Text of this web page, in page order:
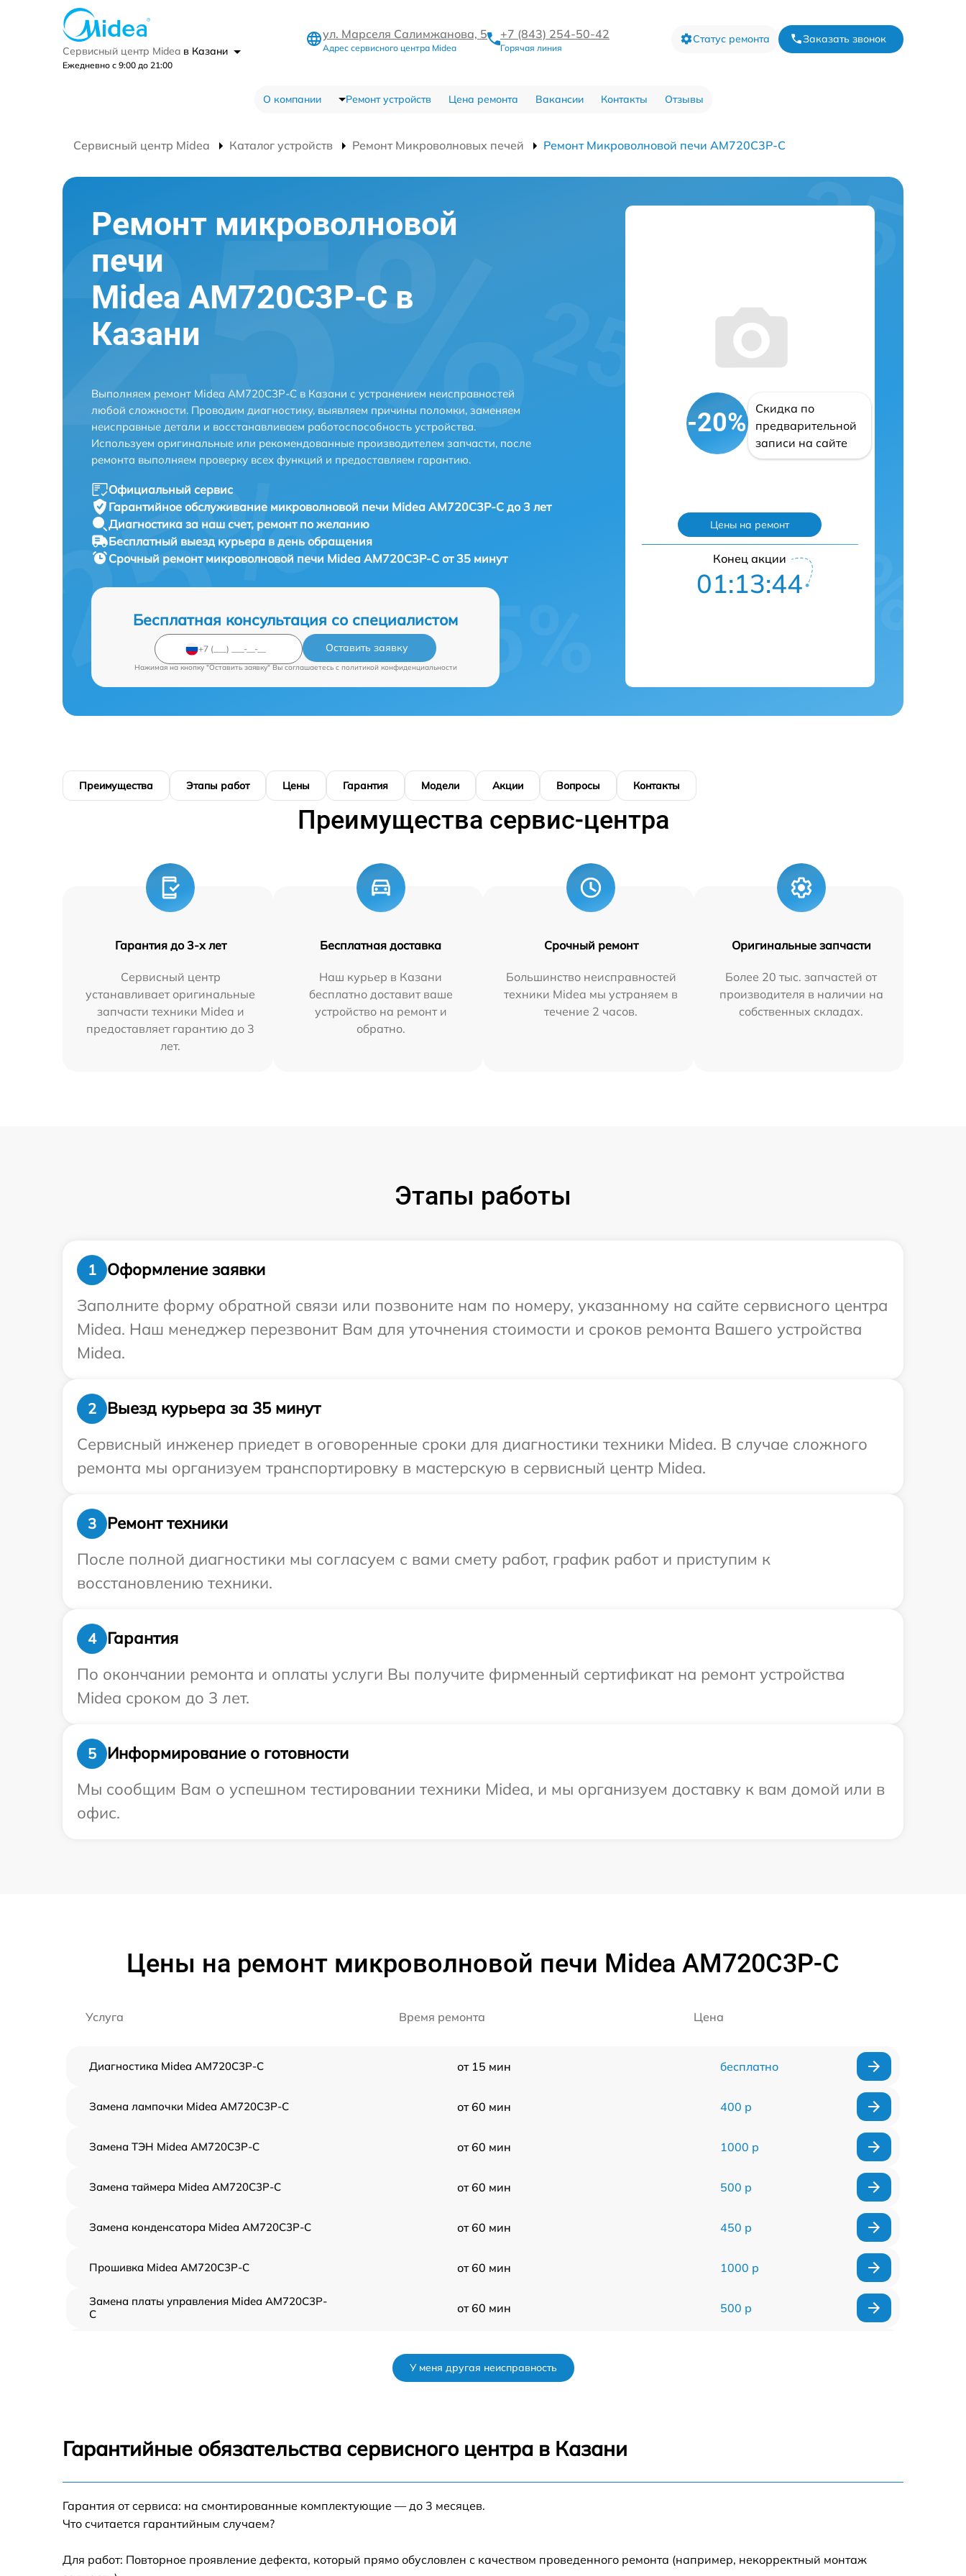
Сервисный центр Midea в Казани
Ежедневно с 9:00 до 21:00
ул. Марселя Салимжанова, 5
Адрес сервисного центра Midea
+7 (843) 254-50-42
Горячая линия
Статус ремонта Заказать звонок
О компании Ремонт устройств Цена ремонта Вакансии Контакты Отзывы
Сервисный центр Midea Каталог устройств Ремонт Микроволновых печей Ремонт Микроволновой печи AM720C3P-C
Ремонт микроволновой
печи
Midea AM720C3P-C в
Казани
Выполняем ремонт Midea AM720C3P-C в Казани с устранением неисправностей
любой сложности. Проводим диагностику, выявляем причины поломки, заменяем
неисправные детали и восстанавливаем работоспособность устройства.
Используем оригинальные или рекомендованные производителем запчасти, после
ремонта выполняем проверку всех функций и предоставляем гарантию.
Официальный сервис
Гарантийное обслуживание микроволновой печи Midea AM720C3P-C до 3 лет
Диагностика за наш счет, ремонт по желанию
Бесплатный выезд курьера в день обращения
Срочный ремонт микроволновой печи Midea AM720C3P-C от 35 минут
Бесплатная консультация со специалистом
Оставить заявку
Нажимая на кнопку "Оставить заявку" Вы соглашаетесь c политикой конфиденциальности
-20%
Скидка по
предварительной
записи на сайте
Цены на ремонт
Конец акции
01:13:43
Преимущества Этапы работ Цены Гарантия Модели Акции Вопросы Контакты
Преимущества сервис-центра
Гарантия до 3-х лет
Сервисный центр
устанавливает оригинальные
запчасти техники Midea и
предоставляет гарантию до 3
лет.
Бесплатная доставка
Наш курьер в Казани
бесплатно доставит ваше
устройство на ремонт и
обратно.
Срочный ремонт
Большинство неисправностей
техники Midea мы устраняем в
течение 2 часов.
Оригинальные запчасти
Более 20 тыс. запчастей от
производителя в наличии на
собственных складах.
Этапы работы
1
Оформление заявки
Заполните форму обратной связи или позвоните нам по номеру, указанному на сайте сервисного центра
Midea. Наш менеджер перезвонит Вам для уточнения стоимости и сроков ремонта Вашего устройства
Midea.
2
Выезд курьера за 35 минут
Сервисный инженер приедет в оговоренные сроки для диагностики техники Midea. В случае сложного
ремонта мы организуем транспортировку в мастерскую в сервисный центр Midea.
3
Ремонт техники
После полной диагностики мы согласуем с вами смету работ, график работ и приступим к
восстановлению техники.
4
Гарантия
По окончании ремонта и оплаты услуги Вы получите фирменный сертификат на ремонт устройства
Midea сроком до 3 лет.
5
Информирование о готовности
Мы сообщим Вам о успешном тестировании техники Midea, и мы организуем доставку к вам домой или в
офис.
Цены на ремонт микроволновой печи Midea AM720C3P-C
Услуга Время ремонта Цена
Диагностика Midea AM720C3P-C от 15 мин бесплатно
Замена лампочки Midea AM720C3P-C от 60 мин 400 р
Замена ТЭН Midea AM720C3P-C от 60 мин 1000 р
Замена таймера Midea AM720C3P-C от 60 мин 500 р
Замена конденсатора Midea AM720C3P-C от 60 мин 450 р
Прошивка Midea AM720C3P-C от 60 мин 1000 р
Замена платы управления Midea AM720C3P-
C
от 60 мин 500 р
Ремонт волновода Midea AM720C3P-C от 60 мин
AM720C3P-C
У меня другая неисправность
Гарантийные обязательства сервисного центра в Казани
Гарантия от сервиса: на смонтированные комплектующие — до 3 месяцев.
Что считается гарантийным случаем?
Для работ: Повторное проявление дефекта, который прямо обусловлен с качеством проведенного ремонта (например, некорректный монтаж